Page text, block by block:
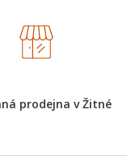
prodejna v Žitné